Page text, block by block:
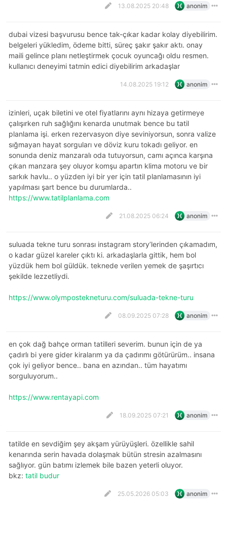
13.08.2025 20:48 anonim
dubai vizesi başvurusu bence tak-çıkar kadar kolay diyebilirim.
belgeleri yükledim, ödeme bitti, süreç şakır şakır aktı. onay
maili gelince planı netleştirmek çocuk oyuncağı oldu resmen.
kullanıcı deneyimi tatmin edici diyebilirim arkadaşlar
14.08.2025 19:12 anonim
izinleri, uçak biletini ve otel fiyatlarını aynı hizaya getirmeye
çalışırken ruh sağlığını kenarda unutmak bence bu tatil
planlama işi. erken rezervasyon diye seviniyorsun, sonra valize
sığmayan hayat sorguları ve döviz kuru tokadı geliyor. en
sonunda deniz manzaralı oda tutuyorsun, camı açınca karşına
çıkan manzara şey oluyor komşu apartın klima motoru ve bir
sarkık havlu.. o yüzden iyi bir yer için tatil planlamasının iyi
yapılması şart bence bu durumlarda..
https://www.tatilplanlama.com
21.08.2025 06:24 anonim
suluada tekne turu sonrası instagram story’lerinden çıkamadım,
o kadar güzel kareler çıktı ki. arkadaşlarla gittik, hem bol
yüzdük hem bol güldük. teknede verilen yemek de şaşırtıcı
şekilde lezzetliydi.
https://www.olympostekneturu.com/suluada-tekne-turu
08.09.2025 07:28 anonim
en çok dağ bahçe orman tatilleri severim. bunun için de ya
çadırlı bi yere gider kiralarım ya da çadırımı götürürüm.. insana
çok iyi geliyor bence.. bana en azından.. tüm hayatımı
sorguluyorum..
https://www.rentayapi.com
18.09.2025 07:21 anonim
tatilde en sevdiğim şey akşam yürüyüşleri. özellikle sahil
kenarında serin havada dolaşmak bütün stresin azalmasını
sağlıyor. gün batımı izlemek bile bazen yeterli oluyor.
bkz: tatil budur
25.05.2026 05:03 anonim